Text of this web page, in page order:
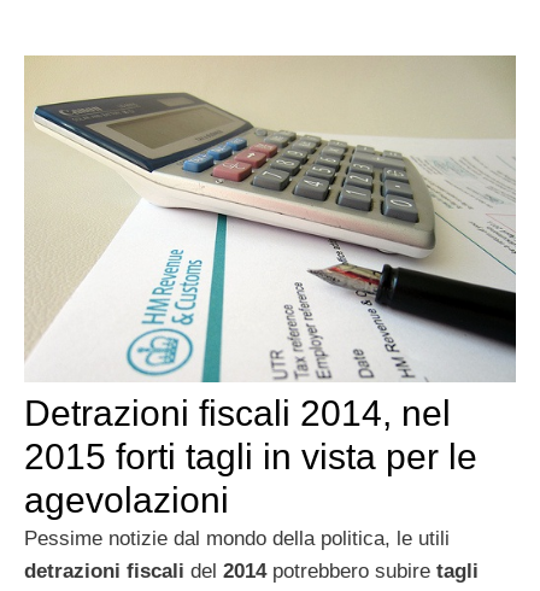
Detrazioni fiscali 2014, nel
2015 forti tagli in vista per le
agevolazioni
Pessime notizie dal mondo della politica, le utili
detrazioni fiscali del 2014potrebbero subire tagli